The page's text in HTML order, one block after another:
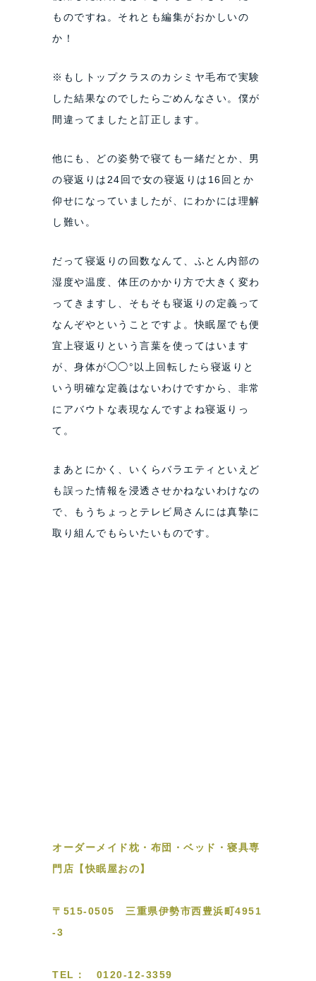
ものですね。それとも編集がおかしいの
か！
※もしトップクラスのカシミヤ毛布で実験
した結果なのでしたらごめんなさい。僕が
間違ってましたと訂正します。
他にも、どの姿勢で寝ても一緒だとか、男
の寝返りは24回で女の寝返りは16回とか
仰せになっていましたが、にわかには理解
し難い。
だって寝返りの回数なんて、ふとん内部の
湿度や温度、体圧のかかり方で大きく変わ
ってきますし、そもそも寝返りの定義って
なんぞやということですよ。快眠屋でも便
宜上寝返りという言葉を使ってはいます
が、身体が◯◯°以上回転したら寝返りと
いう明確な定義はないわけですから、非常
にアバウトな表現なんですよね寝返りっ
て。
まあとにかく、いくらバラエティといえど
も誤った情報を浸透させかねないわけなの
で、もうちょっとテレビ局さんには真摯に
取り組んでもらいたいものです。
オーダーメイド枕・布団・ベッド・寝具専
門店【快眠屋おの】
〒515-0505 三重県伊勢市西豊浜町4951
-3
TEL： 0120-12-3359